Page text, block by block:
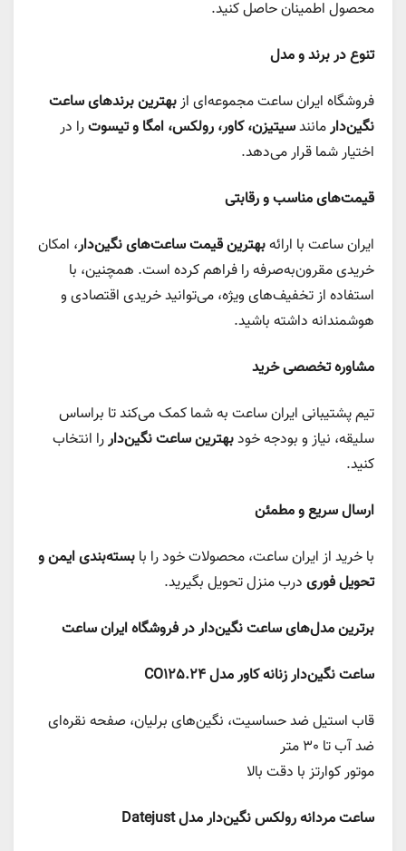
محصول اطمینان حاصل کنید.
تنوع در برند و مدل
فروشگاه ایران ساعت مجموعه‌ای ازبهترین برندهای ساعت
نگین‌دارمانندسیتیزن، کاور، رولکس، امگا و تیسوترا در
اختیار شما قرار می‌دهد.
قیمت‌های مناسب و رقابتی
ایران ساعت با ارائهبهترین قیمت ساعت‌های نگین‌دار، امکان
خریدی مقرون‌به‌صرفه را فراهم کرده است. همچنین، با
استفاده از تخفیف‌های ویژه، می‌توانید خریدی اقتصادی و
هوشمندانه داشته باشید.
مشاوره تخصصی خرید
تیم پشتیبانی ایران ساعت به شما کمک می‌کند تا براساس
سلیقه، نیاز و بودجه خودبهترین ساعت نگین‌داررا انتخاب
کنید.
ارسال سریع و مطمئن
با خرید از ایران ساعت، محصولات خود را با بسته‌بندی ایمن و
تحویل فوری درب منزل تحویل بگیرید.
برترین مدل‌های ساعت نگین‌دار در فروشگاه ایران ساعت
ساعت نگین‌دار زنانه کاور مدل CO125.24
قاب استیل ضد حساسیت، نگین‌های برلیان، صفحه نقره‌ای
ضد آب تا 30 متر
موتور کوارتز با دقت بالا
ساعت مردانه رولکس نگین‌دار مدل Datejust